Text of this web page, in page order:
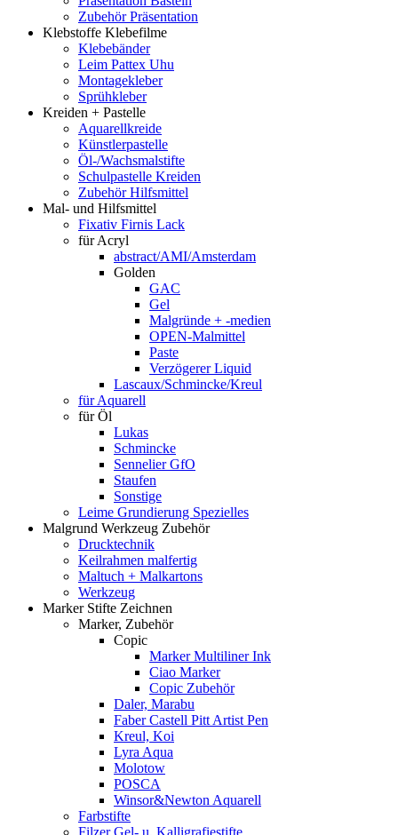
Zubehör Präsentation
Klebstoffe Klebefilme
Klebebänder
Leim Pattex Uhu
Montagekleber
Sprühkleber
Kreiden + Pastelle
Aquarellkreide
Künstlerpastelle
Öl-/Wachsmalstifte
Schulpastelle Kreiden
Zubehör Hilfsmittel
Mal- und Hilfsmittel
Fixativ Firnis Lack
für Acryl
abstract/AMI/Amsterdam
Golden
GAC
Gel
Malgründe + -medien
OPEN-Malmittel
Paste
Verzögerer Liquid
Lascaux/Schmincke/Kreul
für Aquarell
für Öl
Lukas
Schmincke
Sennelier GfO
Staufen
Sonstige
Leime Grundierung Spezielles
Malgrund Werkzeug Zubehör
Drucktechnik
Keilrahmen malfertig
Maltuch + Malkartons
Werkzeug
Marker Stifte Zeichnen
Marker, Zubehör
Copic
Marker Multiliner Ink
Ciao Marker
Copic Zubehör
Daler, Marabu
Faber Castell Pitt Artist Pen
Kreul, Koi
Lyra Aqua
Molotow
POSCA
Winsor&Newton Aquarell
Farbstifte
Filzer Gel- u. Kalligrafiestifte